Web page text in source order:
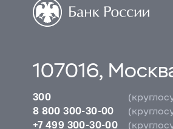
107016,
300
8 800 300-30-00
+7 499 300-30-00